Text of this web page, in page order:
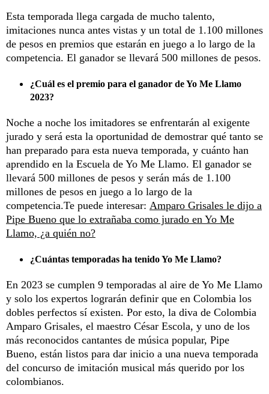
Esta temporada llega cargada de mucho talento,
imitaciones nunca antes vistas y un total de 1.100 millones
de pesos en premios que estarán en juego a lo largo de la
competencia. El ganador se llevará 500 millones de pesos.
¿Cuál es el premio para el ganador de Yo Me Llamo
2023?
Noche a noche los imitadores se enfrentarán al exigente
jurado y será esta la oportunidad de demostrar qué tanto se
han preparado para esta nueva temporada, y cuánto han
aprendido en la Escuela de Yo Me Llamo. El ganador se
llevará 500 millones de pesos y serán más de 1.100
millones de pesos en juego a lo largo de la
competencia.Te puede interesar: Amparo Grisales le dijo a
Pipe Bueno que lo extrañaba como jurado en Yo Me
Llamo, ¿a quién no?
¿Cuántas temporadas ha tenido Yo Me Llamo?
En 2023 se cumplen 9 temporadas al aire de Yo Me Llamo
y solo los expertos lograrán definir que en Colombia los
dobles perfectos sí existen. Por esto, la diva de Colombia
Amparo Grisales, el maestro César Escola, y uno de los
más reconocidos cantantes de música popular, Pipe
Bueno, están listos para dar inicio a una nueva temporada
del concurso de imitación musical más querido por los
colombianos.